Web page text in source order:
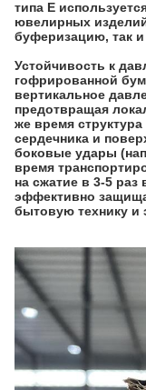
типа E
ювелирных
буферизацию, так
Устойчивость к
гофрированной
вертикальное
предотвращая
же время
сердечника и
боковые удары
время
на сжатие в 3-5
эффективно
бытовую технику и